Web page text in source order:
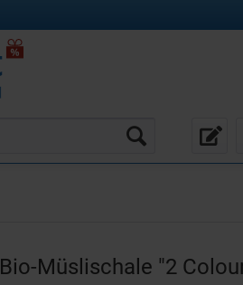
Bio-Müslischale "2